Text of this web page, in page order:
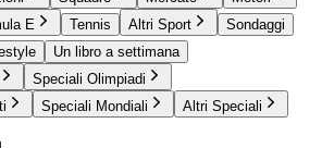
E Tennis Altri Sport
Sondaggi
Un libro a settimana
Speciali Olimpiadi
Speciali Mondiali Altri Speciali